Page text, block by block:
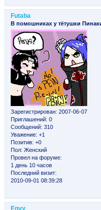
Futaba
В помошниках у тётушки
Зарегистрирован: 2007-06-07
Приглашений: 0
Сообщений: 310
Уважение: +1
Позитив: +0
Пол: Женский
Провел на форуме:
1 день 10 часов
Последний визит:
2010-09-01 08:39:28